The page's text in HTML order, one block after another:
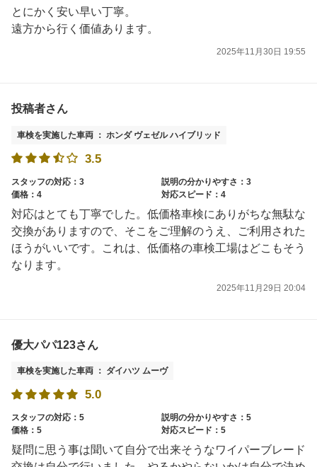
とにかく安い早い丁寧。
遠方から行く価値あります。
2025年11月30日 19:55
投稿者さん
車検を実施した車両 ： ホンダ ヴェゼル ハイブリッド
3.5
スタッフの対応：3
説明の分かりやすさ：3
価格：4
対応スピード：4
対応はとても丁寧でした。低価格車検にありがちな無駄な
交換がありますので、そこをご理解のうえ、ご利用された
ほうがいいです。これは、低価格の車検工場はどこもそう
なります。
2025年11月29日 20:04
優大パパ123さん
車検を実施した車両 ： ダイハツ ムーヴ
5.0
スタッフの対応：5
説明の分かりやすさ：5
価格：5
対応スピード：5
疑問に思う事は聞いて自分で出来そうなワイパーブレード